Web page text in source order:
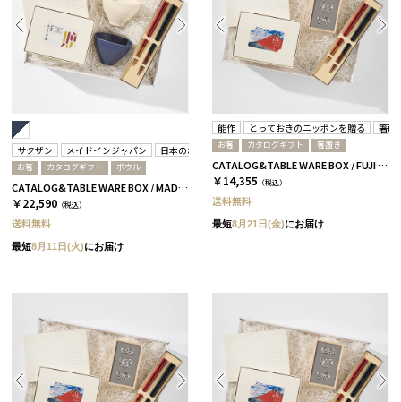
サクザン メイドインジャパン 日本のおいしい食べ物 箸蔵まつかん
お箸 カタログギフト ボウル
CATALOG&TABLE WARE BOX / MADE IN JAPAN / ネイビー&ホワイト / 全5種 C MJ16＋茜
￥22,590 （税込）
送料無料
最短8月11日(火)にお届け
能作 とっておきのニッポンを贈る 箸蔵
お箸 カタログギフト 箸置き
CATALOG&TABLE WARE BOX / FUJI / 紅白 / 全5種 弥-C
￥14,355 （税込）
送料無料
最短8月21日(金)にお届け